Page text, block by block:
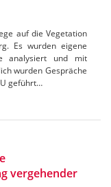
auf die Vegetation
Es wurden eigene
analysiert und mit
wurden Gespräche
geführt…
vergehender